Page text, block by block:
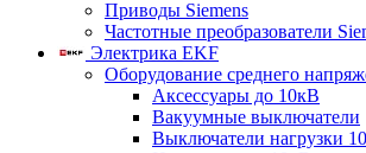
Приводы Siemens
Частотные преобразователи
Электрика EKF
Оборудование среднего
Аксессуары до 10кВ
Вакуумные выключатели
Выключатели нагрузки